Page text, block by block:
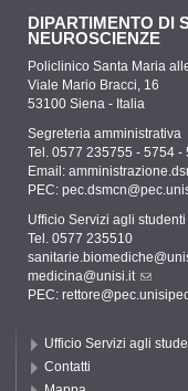
DIPARTIMENTO DI
NEUROSCIENZE
Policlinico Santa Maria
Viale Mario Bracci, 16
53100 Siena - Italia
Segreteria amministrativa
Tel. 0577 235755 - 5754 -
Email:
PEC:
Ufficio Servizi agli studenti
Tel. 0577 235510
medicina@unisi.it
PEC:
Ufficio Servizi agli
Contatti